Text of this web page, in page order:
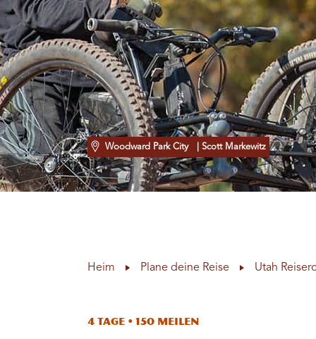
Woodward Park City | Scott Markewitz
Heim Plane deine Reise Utah
4 Tage • 150 Meilen